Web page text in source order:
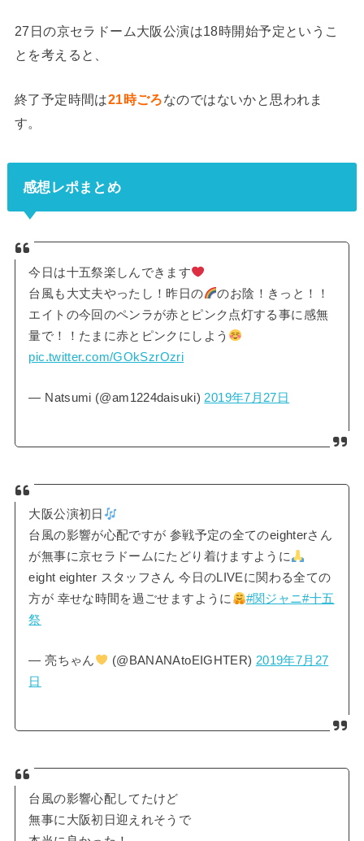
27日の京セラドーム大阪公演は18時開始予定というこ
とを考えると、
終了予定時間は21時ごろなのではないかと思われま
す。
感想レポまとめ
今日は十五祭楽しんできます
台風も大丈夫やったし！昨日の
のお陰！きっと！！
エイトの今回のペンラが赤とピンク点灯する事に感無
量で！！たまに赤とピンクにしよう
pic.twitter.com/GOkSzrOzri
— Natsumi (@am1224daisuki) 2019年7月27日
大阪公演初日
台風の影響が心配ですが 参戦予定の全てのeighterさん
が無事に京セラドームにたどり着けますように
eight eighter スタッフさん 今日のLIVEに関わる全ての
方が 幸せな時間を過ごせますように
#関ジャニ#十五
祭
— 亮ちゃん (@BANANAtoEIGHTER) 2019年7月27
日
台風の影響心配してたけど
無事に大阪初日迎えれそうで